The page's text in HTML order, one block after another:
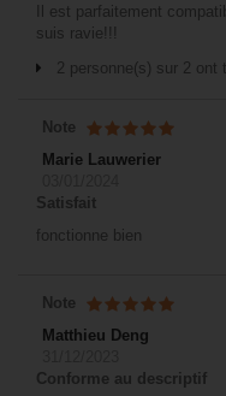
Il est parfaitement
suis ravie!!!
2 personne(s) sur 2 ont
Note
Marie Lauwerier
Satisfait
fonctionne bien
Note
Matthieu Deng
Conforme au descriptif